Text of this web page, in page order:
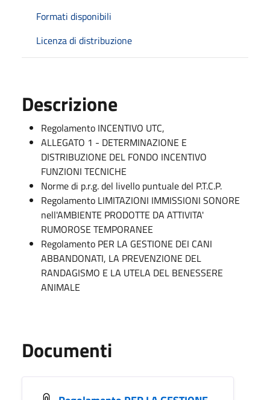
Formati disponibili
Licenza di distribuzione
Descrizione
Regolamento INCENTIVO UTC,
ALLEGATO 1 - DETERMINAZIONE E
DISTRIBUZIONE DEL FONDO INCENTIVO
FUNZIONI TECNICHE
Norme di p.r.g. del livello puntuale del P.T.C.P.
Regolamento LIMITAZIONI IMMISSIONI SONORE
nell'AMBIENTE PRODOTTE DA ATTIVITA'
RUMOROSE TEMPORANEE
Regolamento PER LA GESTIONE DEI CANI
ABBANDONATI, LA PREVENZIONE DEL
RANDAGISMO E LA UTELA DEL BENESSERE
ANIMALE
Documenti